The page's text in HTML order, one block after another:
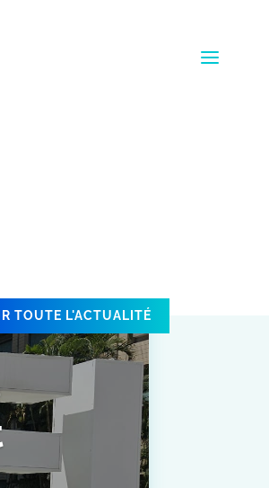
TOUTE L'ACTUALITÉ